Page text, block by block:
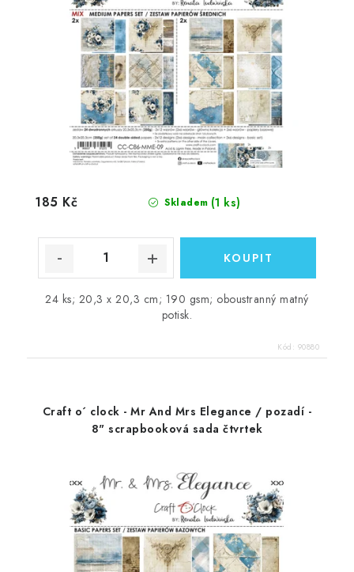
Skladem (1 ks)
185 Kč
24 ks; 20,3 x 20,3 cm; 190 gsm; oboustranný matný
potisk.
Kód: 90880
Craft o´ clock - Mr And Mrs Elegance / pozadí -
8" scrapbooková sada čtvrtek